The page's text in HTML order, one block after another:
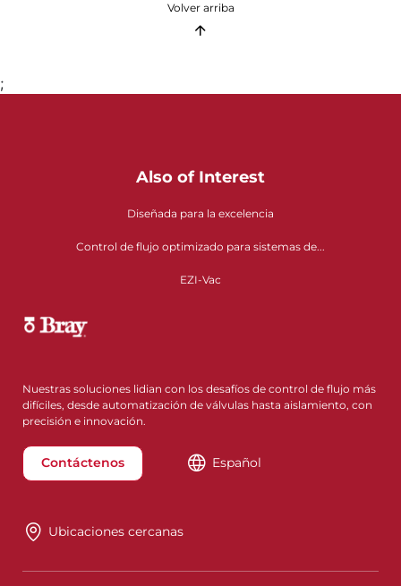
Volver arriba
;
Also of Interest
Diseñada para la excelencia
Control de flujo optimizado para sistemas de...
EZI-Vac
Nuestras soluciones lidian con los desafíos de control de flujo más
difíciles, desde automatización de válvulas hasta aislamiento, con
precisión e innovación.
Contáctenos Español
Ubicaciones cercanas